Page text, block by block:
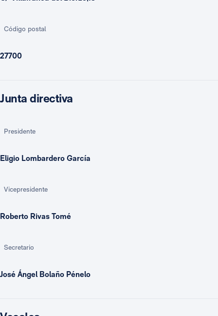
Código postal
27700
Junta directiva
Presidente
Eligio Lombardero García
Vicepresidente
Roberto Rivas Tomé
Secretario
José Ángel Bolaño Pénelo